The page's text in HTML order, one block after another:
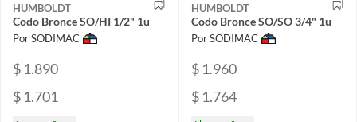
HUMBOLDT
Codo Bronce SO/HI 1/2" 1u
Por SODIMAC
$ 1.890
$ 1.701
HUMBOLDT
Codo Bronce SO/SO 3/4" 1u
Por SODIMAC
$ 1.960
$ 1.764